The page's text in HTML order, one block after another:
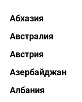
Абхазия
Австралия
Австрия
Азербайджан
Албания